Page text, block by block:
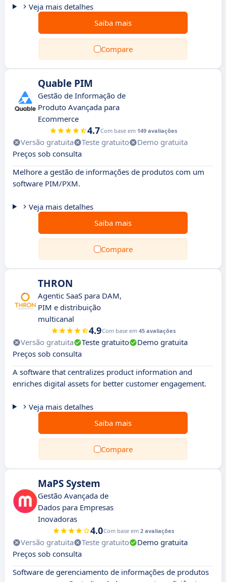
Veja mais detalhes
Saiba mais
Compare
Quable PIM
Gestão de Informação de
Produto Avançada para
Ecommerce
4.7Com base em 149 avaliações
Versão gratuita Teste gratuito
Demo gratuita
Preços sob consulta
Melhore a gestão de informações de produtos com um
software PIM/PXM.
Veja mais detalhes
Saiba mais
Compare
THRON
Agentic SaaS para DAM,
PIM e distribuição
multicanal
4.9Com base em 45 avaliações
Versão gratuita Teste gratuito
Demo gratuita
Preços sob consulta
A software that centralizes product information and
enriches digital assets for better customer engagement.
Veja mais detalhes
Saiba mais
Compare
MaPS System
Gestão Avançada de
Dados para Empresas
Inovadoras
4.0Com base em 2 avaliações
Versão gratuita Teste gratuito
Demo gratuita
Preços sob consulta
Software de gerenciamento de informações de produtos